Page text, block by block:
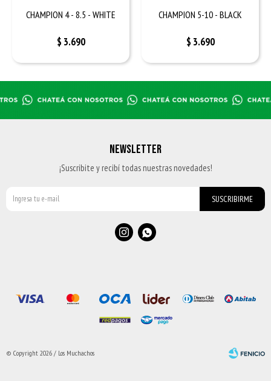
CHAMPION 4 - 8.5 - WHITE
$ 3.690
CHAMPION 5-10 - BLACK
$ 3.690
NEWSLETTER
¡Suscribite y recibí todas nuestras novedades!
SUSCRIBIRME
 
© Copyright 2026 / Los Muchachos